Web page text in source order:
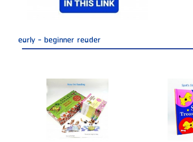
early - beginner reader